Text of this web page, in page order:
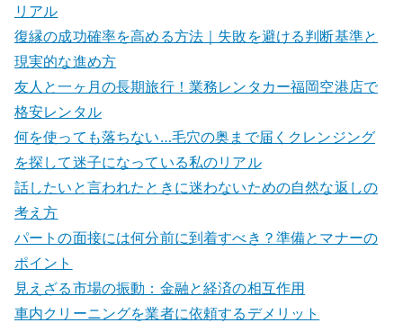
リアル
復縁の成功確率を高める方法｜失敗を避ける判断基準と
現実的な進め方
友人と一ヶ月の長期旅行！業務レンタカー福岡空港店で
格安レンタル
何を使っても落ちない…毛穴の奥まで届くクレンジング
を探して迷子になっている私のリアル
話したいと言われたときに迷わないための自然な返しの
考え方
パートの面接には何分前に到着すべき？準備とマナーの
ポイント
見えざる市場の振動：金融と経済の相互作用
車内クリーニングを業者に依頼するデメリット